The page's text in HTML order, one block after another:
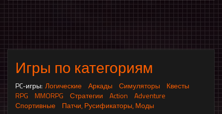
Игры по категориям
PC-игры: Логические Аркады Симуляторы
Квесты
RPG
MMORPG Стратегии Action
Adventure
Спортивные
Патчи, Русификаторы, Моды